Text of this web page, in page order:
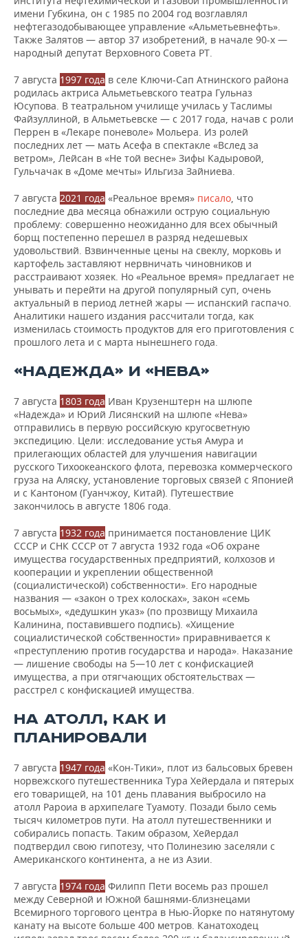
имени Губкина, он с 1985 по 2004 год возглавлял
нефтегазодобывающее управление «Альметьевнефть».
Также Залятов — автор 37 изобретений, в начале 90-х —
народный депутат Верховного Совета РТ.
7 августа 1997 года в селе Ключи-Сап Атнинского района
родилась актриса Альметьевского театра Гульназ
Юсупова. В театральном училище училась у Таслимы
Файзуллиной, в Альметьевске — с 2017 года, начав с роли
Перрен в «Лекаре поневоле» Мольера. Из ролей
последних лет — мать Асефа в спектакле «Вслед за
ветром», Лейсан в «Не той весне» Зифы Кадыровой,
Гульчачак в «Доме мечты» Ильгиза Зайниева.
7 августа 2021 года «Реальное время» писало, что
последние два месяца обнажили острую социальную
проблему: совершенно неожиданно для всех обычный
борщ постепенно перешел в разряд недешевых
удовольствий. Взвинченные цены на свеклу, морковь и
картофель заставляют нервничать чиновников и
расстраивают хозяек. Но «Реальное время» предлагает не
унывать и перейти на другой популярный суп, очень
актуальный в период летней жары — испанский гаспачо.
Аналитики нашего издания рассчитали тогда, как
изменилась стоимость продуктов для его приготовления с
прошлого лета и с марта нынешнего года.
«НАДЕЖДА» И «НЕВА»
7 августа 1803 года Иван Крузенштерн на шлюпе
«Надежда» и Юрий Лисянский на шлюпе «Нева»
отправились в первую российскую кругосветную
экспедицию. Цели: исследование устья Амура и
прилегающих областей для улучшения навигации
русского Тихоокеанского флота, перевозка коммерческого
груза на Аляску, установление торговых связей с Японией
и с Кантоном (Гуанчжоу, Китай). Путешествие
закончилось в августе 1806 года.
7 августа 1932 года принимается постановление ЦИК
СССР и СНК СССР от 7 августа 1932 года «Об охране
имущества государственных предприятий, колхозов и
кооперации и укреплении общественной
(социалистической) собственности». Его народные
названия — «закон о трех колосках», закон «семь
восьмых», «дедушкин указ» (по прозвищу Михаила
Калинина, поставившего подпись). «Хищение
социалистической собственности» приравнивается к
«преступлению против государства и народа». Наказание
— лишение свободы на 5—10 лет с конфискацией
имущества, а при отягчающих обстоятельствах —
расстрел с конфискацией имущества.
НА АТОЛЛ, КАК И
ПЛАНИРОВАЛИ
7 августа 1947 года «Кон-Тики», плот из бальсовых бревен
норвежского путешественника Тура Хейердала и пятерых
его товарищей, на 101 день плавания выбросило на
атолл Рароиа в архипелаге Туамоту. Позади было семь
тысяч километров пути. На атолл путешественники и
собирались попасть. Таким образом, Хейердал
подтвердил свою гипотезу, что Полинезию заселяли с
Американского континента, а не из Азии.
7 августа 1974 года Филипп Пети восемь раз прошел
между Северной и Южной башнями-близнецами
Всемирного торгового центра в Нью-Йорке по натянутому
канату на высоте больше 400 метров. Канатоходец